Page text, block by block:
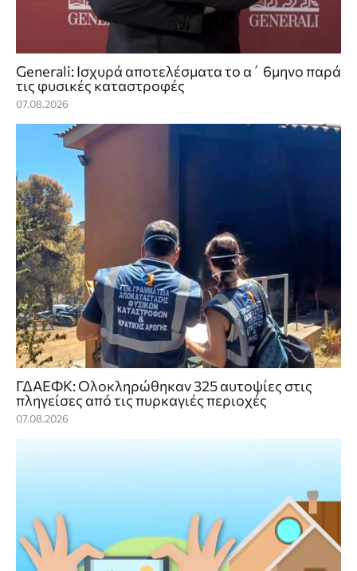
Generali: Ισχυρά αποτελέσματα το α΄ 6μηνο παρά
τις φυσικές καταστροφές
07.08.2026
ΓΔΑΕΦΚ: Ολοκληρώθηκαν 325 αυτοψίες στις
πληγείσες από τις πυρκαγιές περιοχές
07.08.2026